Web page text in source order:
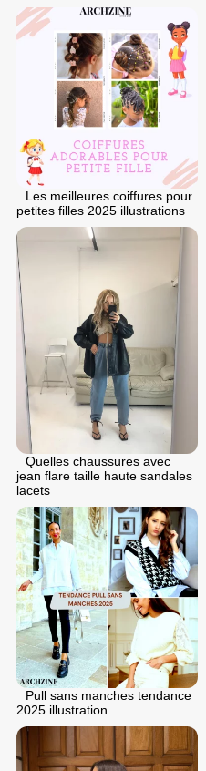
Les meilleures coiffures pour
petites filles 2025 illustrations
Quelles chaussures avec
jean flare taille haute sandales
lacets
Pull sans manches tendance
2025 illustration